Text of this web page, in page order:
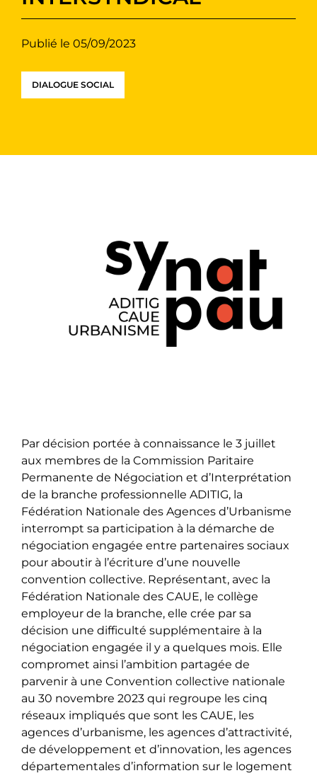
Publié le 05/09/2023
DIALOGUE SOCIAL
Par décision portée à connaissance le 3 juillet
aux membres de la Commission Paritaire
Permanente de Négociation et d’Interprétation
de la branche professionnelle ADITIG, la
Fédération Nationale des Agences d’Urbanisme
interrompt sa participation à la démarche de
négociation engagée entre partenaires sociaux
pour aboutir à l’écriture d’une nouvelle
convention collective. Représentant, avec la
Fédération Nationale des CAUE, le collège
employeur de la branche, elle crée par sa
décision une difficulté supplémentaire à la
négociation engagée il y a quelques mois. Elle
compromet ainsi l’ambition partagée de
parvenir à une Convention collective nationale
au 30 novembre 2023 qui regroupe les cinq
réseaux impliqués que sont les CAUE, les
agences d’urbanisme, les agences d’attractivité,
de développement et d’innovation, les agences
départementales d’information sur le logement